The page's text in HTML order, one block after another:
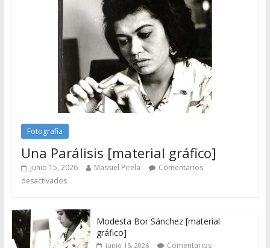
Fotografía
Una Parálisis [material gráfico]
junio 15, 2026 Massiel Pirela
Comentarios
desactivados
Modesta Bor Sánchez [material
gráfico]
junio 15, 2026
Comentarios